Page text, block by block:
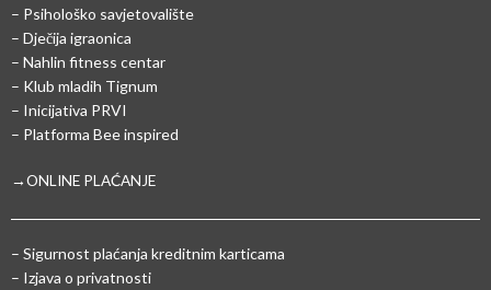
– Psihološko savjetovalište
– Dječija igraonica
– Nahlin fitness centar
– Klub mladih Tignum
– Inicijativa PRVI
– Platforma Bee inspired
→ONLINE PLAĆANJE
– Sigurnost plaćanja kreditnim karticama
– Izjava o privatnosti